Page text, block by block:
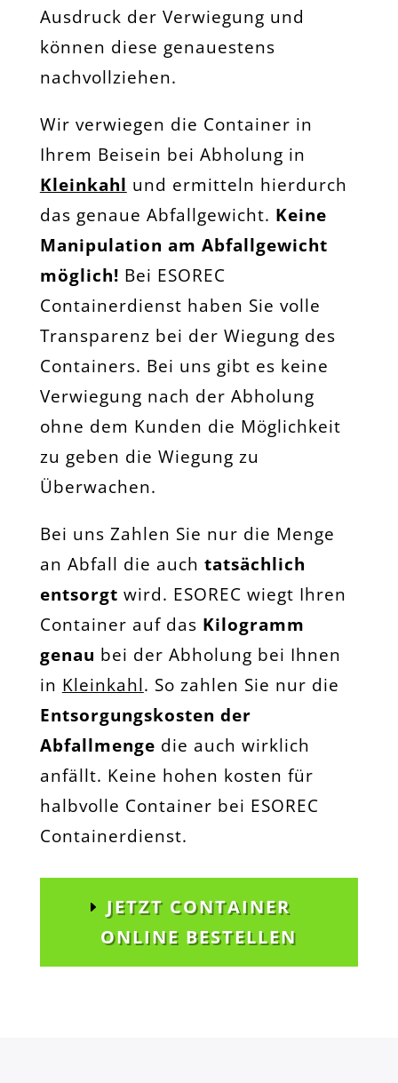
Ausdruck der Verwiegung und
können diese genauestens
nachvollziehen.
Wir verwiegen die Container in
Ihrem Beisein bei Abholung in
Kleinkahl und ermitteln hierdurch
das genaue Abfallgewicht. Keine
Manipulation am Abfallgewicht
möglich! Bei ESOREC
Containerdienst haben Sie volle
Transparenz bei der Wiegung des
Containers. Bei uns gibt es keine
Verwiegung nach der Abholung
ohne dem Kunden die Möglichkeit
zu geben die Wiegung zu
Überwachen.
Bei uns Zahlen Sie nur die Menge
an Abfall die auch tatsächlich
entsorgt wird. ESOREC wiegt Ihren
Container auf das Kilogramm
genau bei der Abholung bei Ihnen
in Kleinkahl. So zahlen Sie nur die
Entsorgungskosten der
Abfallmenge die auch wirklich
anfällt. Keine hohen kosten für
halbvolle Container bei ESOREC
Containerdienst.
JETZT CONTAINER
ONLINE BESTELLEN